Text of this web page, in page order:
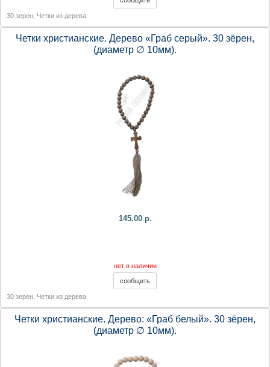
30 зерен Четки из дерева
Четки христианские. Дерево «Граб серый». 30 зёрен,
(диаметр ∅ 10мм).
145.00 р.
нет в наличии
30 зерен Четки из дерева
Четки христианские. Дерево: «Граб белый». 30 зёрен,
(диаметр ∅ 10мм).